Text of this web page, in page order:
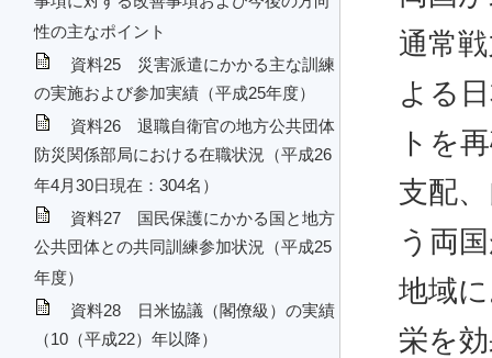
性の主なポイント
資料25 災害派遣にかかる主な訓練
の実施および参加実績（平成25年度）
資料26 退職自衛官の地方公共団体
防災関係部局における在職状況（平成26
年4月30日現在：304名）
資料27 国民保護にかかる国と地方
公共団体との共同訓練参加状況（平成25
年度）
資料28 日米協議（閣僚級）の実績
（10（平成22）年以降）
通常
よる
トを
支配
う両
地域
栄を